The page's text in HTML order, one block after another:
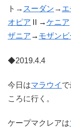
ト→ スーダン →
オピア Ⅱ→ケニア
ザニア → モザンビ
◆2019.4.4
今日はマラウイ
ころに行く。
ケープマクレアは